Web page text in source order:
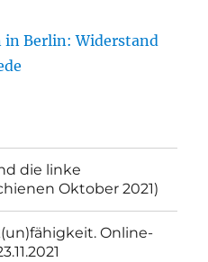
Berlin: Widerstand
die linke
Oktober 2021)
Online-